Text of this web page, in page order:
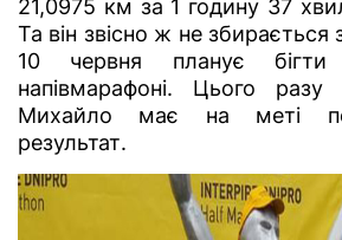
21,0975 км за 1 годину 37
Та він звісно ж не збирається
10 червня планує
напівмарафоні. Цього
Михайло має на меті
результат.